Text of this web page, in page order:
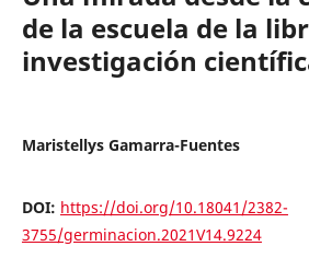
de la escuela de la
investigación
Maristellys Gamarra-Fuentes
DOI: https://doi.org/10.18041/2382-
3755/germinacion.2021V14.9224